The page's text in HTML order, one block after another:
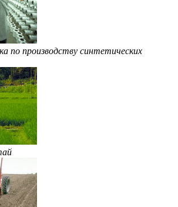
по производству синтетических